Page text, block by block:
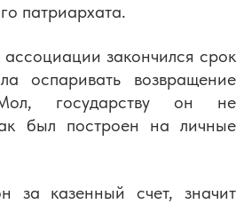
патриархата.
закончился срок
оспаривать возвращение
государству он не
был построен на личные
за казенный счет, значит